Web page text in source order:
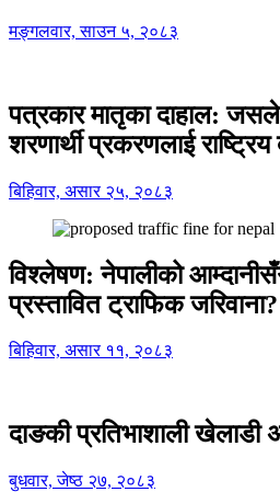
मङ्गलवार, साउन ५, २०८३
पत्रकार मातृका दाहाल:
शरणार्थी प्रकरणलाई
बिहिवार, असार २५, २०८३
विश्लेषण: नेपालीको
प्रस्तावित ट्राफिक
बिहिवार, असार ११, २०८३
दाङकी प्रतिभाशाली खेलाडी
बुधवार, जेष्ठ २७, २०८३